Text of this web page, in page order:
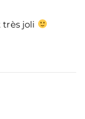
très joli